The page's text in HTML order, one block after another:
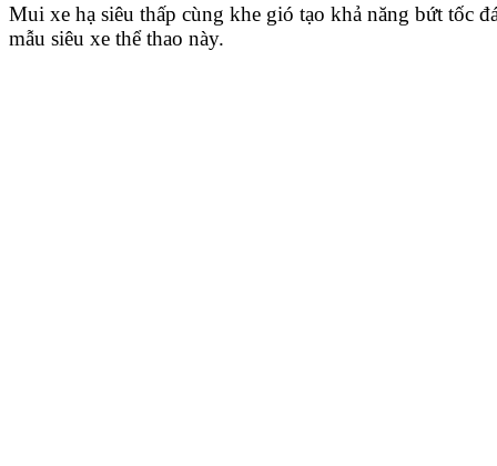
Mui xe hạ siêu thấp cùng khe gió tạo khả năng bứt tốc
mẫu siêu xe thể thao này.